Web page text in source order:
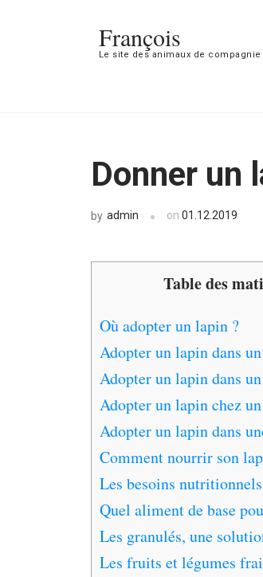
François
Le site des animaux de compagnie
Donner un
by admin on 01.12.2019
Table des
Où adopter un lapin ?
Adopter un lapin dans
Adopter un lapin dans
Adopter un lapin chez
Adopter un lapin dans
Comment nourrir son
Les besoins
Quel aliment de base
Les granulés, une
Les fruits et légumes